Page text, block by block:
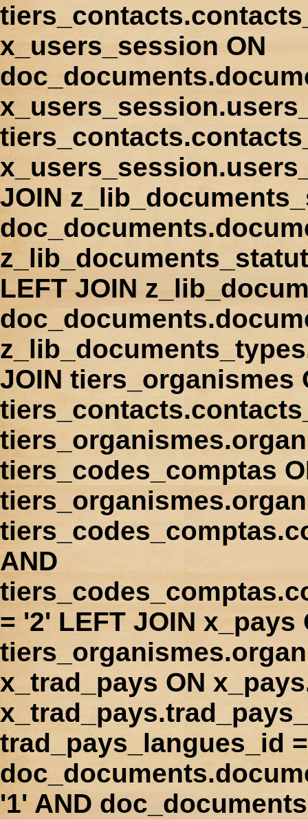
x_users_session ON
JOIN
LEFT JOIN
JOIN tiers_organismes
tiers_codes_comptas
AND
= '2' LEFT JOIN
x_trad_pays ON
trad_pays_langues_id
'1' AND